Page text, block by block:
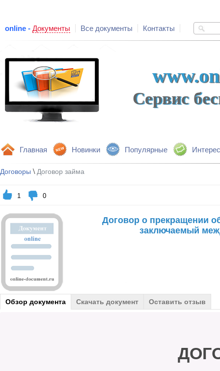
online - Документы Все документы Контакты
Сервис
Главная Новинки Популярные
Договоры \ Договор займа
1 0
Договор о прекращении
заключаемый
Обзор документа Скачать документ Оставить отзыв